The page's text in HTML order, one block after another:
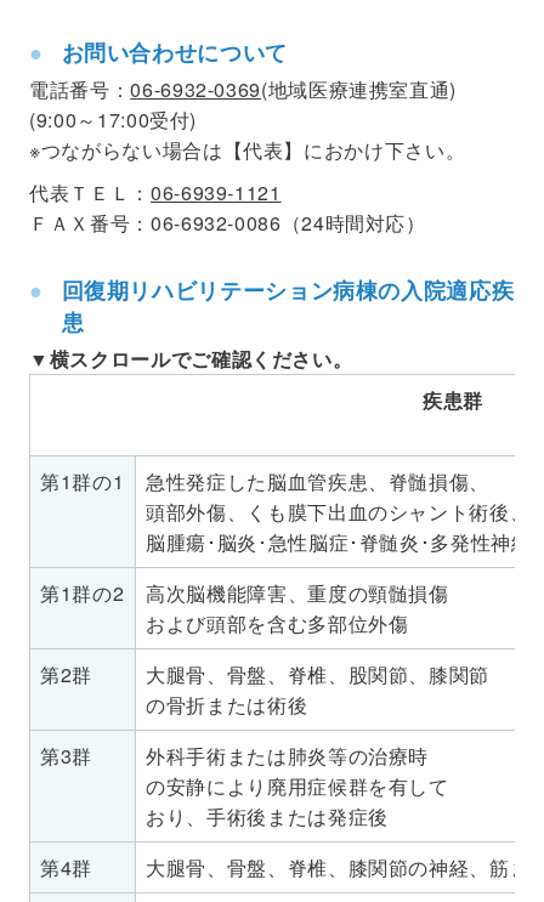
お問い合わせについて
電話番号：06-6932-0369(地域医療連携室直通)
(9:00～17:00受付)
※つながらない場合は【代表】におかけ下さい。
代表ＴＥＬ： 06-6939-1121
ＦＡＸ番号：06-6932-0086（24時間対応）
回復期リハビリテーション病棟の入院適応疾
患
疾患群
第1群の1
急性発症した脳血管疾患、脊髄損傷、
頭部外傷、くも膜下出血のシャント術後、
脳腫瘍･脳炎･急性脳症･脊髄炎･多発性神
第1群の2
高次脳機能障害、重度の頸髄損傷
および頭部を含む多部位外傷
第2群
大腿骨、骨盤、脊椎、股関節、膝関節
の骨折または術後
第3群
外科手術または肺炎等の治療時
の安静により廃用症候群を有して
おり、手術後または発症後
第4群
大腿骨、骨盤、脊椎、膝関節の神経、筋ま